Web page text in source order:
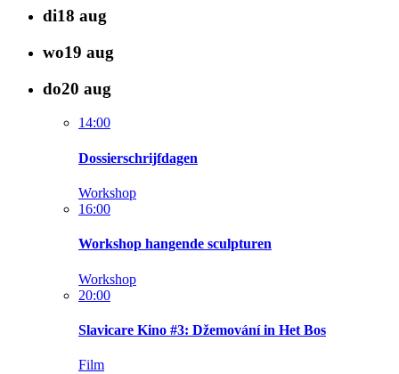
di18 aug
wo19 aug
do20 aug
14:00
Dossierschrijfdagen
Workshop
16:00
Workshop hangende sculpturen
Workshop
20:00
Slavicare Kino #3: Džemování in Het Bos
Film